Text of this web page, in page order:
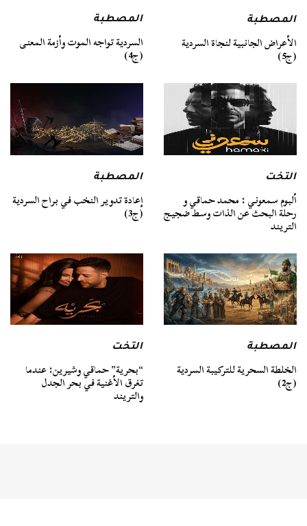
المصطبة
الأعراض الجانبية لنجاة السردية
(ج5)
المصطبة
السردية تواجه الموت وأزمة المعنى
(ج4)
التخت
ألبوم سمعوني : محمد حماقي و
رحلة البحث عن الذات وسط ضجيج
التريند
المصطبة
إعادة تدوير النخب في براح السردية
(ج3)
المصطبة
الخلطة السحرية للتركيبة السردية
(ج2)
التخت
“بحرية” حماقي وشيرين: عندما
تغرق الأغنية في بحر الجدل
والتريند